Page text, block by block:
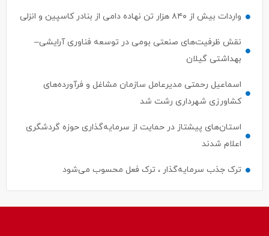
واردات بیش از ۸۴۰ هزار تن نهاده دامی از بنادر كاسپین و انزلی
نقش ظرفیت‌های صنعتی بومی در توسعه فناوری آرایشی–
بهداشتی گیلان
اسماعیل رحمتی مدیرعامل سازمان مشاغل و فرآورده‌های
کشاورزی شهرداری رشت شد
استان‌های پیشتاز در حمایت از سرمایه‌گذاری حوزه گردشگری
اعلام شدند
ترک جذب سرمایه‌گذار ، ترک فعل محسوب می‌شود